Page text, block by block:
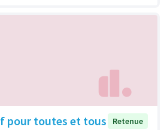
pour toutes et tous
Retenue